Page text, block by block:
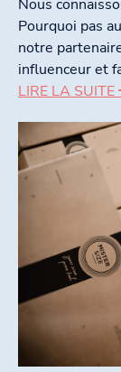
Nous
Pourquoi pas
notre
influenceur et
LIRE LA SUITE